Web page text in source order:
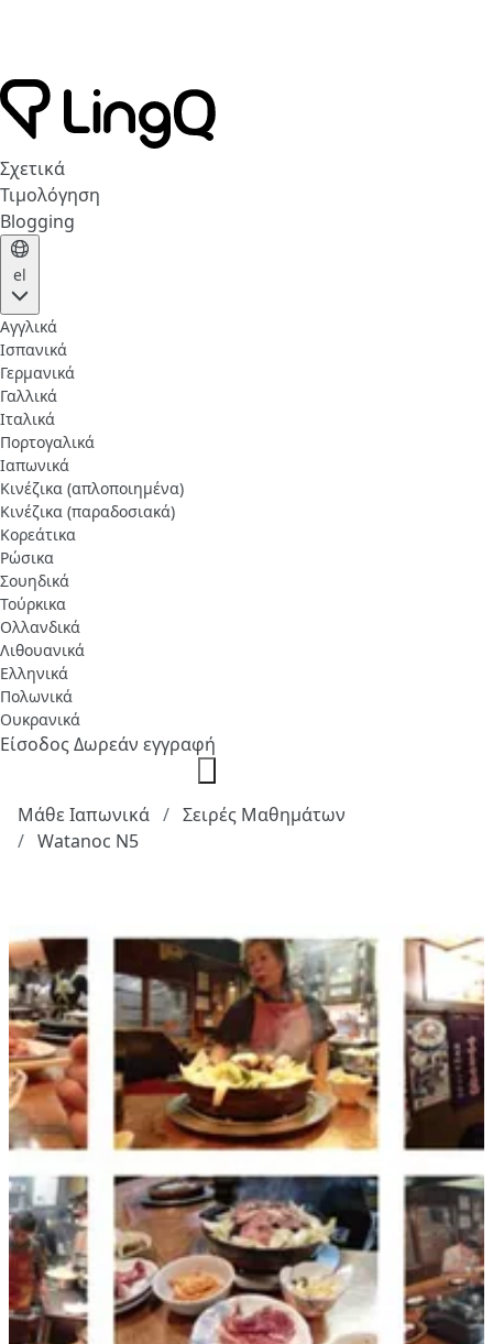
Σχετικά
Τιμολόγηση
Blogging
el
Αγγλικά
Ισπανικά
Γερμανικά
Γαλλικά
Ιταλικά
Πορτογαλικά
Ιαπωνικά
Κινέζικα (απλοποιημένα)
Κινέζικα (παραδοσιακά)
Κορεάτικα
Ρώσικα
Σουηδικά
Τούρκικα
Ολλανδικά
Λιθουανικά
Ελληνικά
Πολωνικά
Ουκρανικά
ΕίσοδοςΔωρεάν εγγραφή
Μάθε Ιαπωνικά
Σειρές Μαθημάτων
Watanoc N5